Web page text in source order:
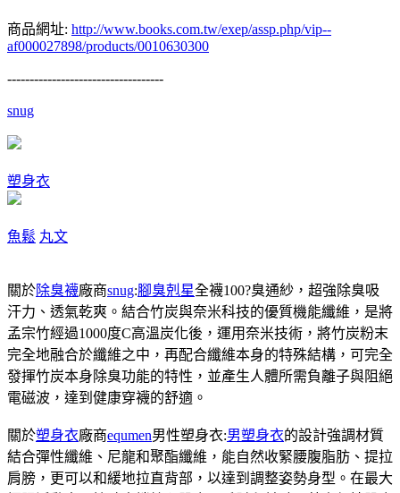
商品網址: http://www.books.com.tw/exep/assp.php/vip--
af000027898/products/0010630300
-----------------------------------
snug
塑身衣
魚鬆 丸文
關於除臭襪廠商snug:腳臭剋星全襪100?臭通紗，超強除臭吸
汗力、透氣乾爽。結合竹炭與奈米科技的優質機能纖維，是將
孟宗竹經過1000度C高溫炭化後，運用奈米技術，將竹炭粉末
完全地融合於纖維之中，再配合纖維本身的特殊結構，可完全
發揮竹炭本身除臭功能的特性，並產生人體所需負離子與阻絕
電磁波，達到健康穿襪的舒適。
關於塑身衣廠商equmen男性塑身衣:男塑身衣的設計強調材質
結合彈性纖維、尼龍和聚酯纖維，能自然收緊腰腹脂肪、提拉
肩膀，更可以和緩地拉直背部，以達到調整姿勢身型。在最大